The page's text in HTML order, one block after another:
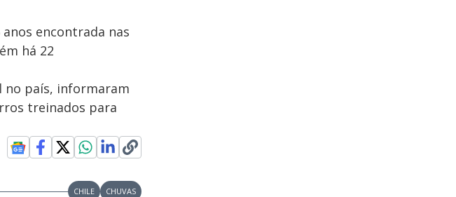
encontrada nas
há 22
no país, informaram
treinados para
CHILE CHUVAS